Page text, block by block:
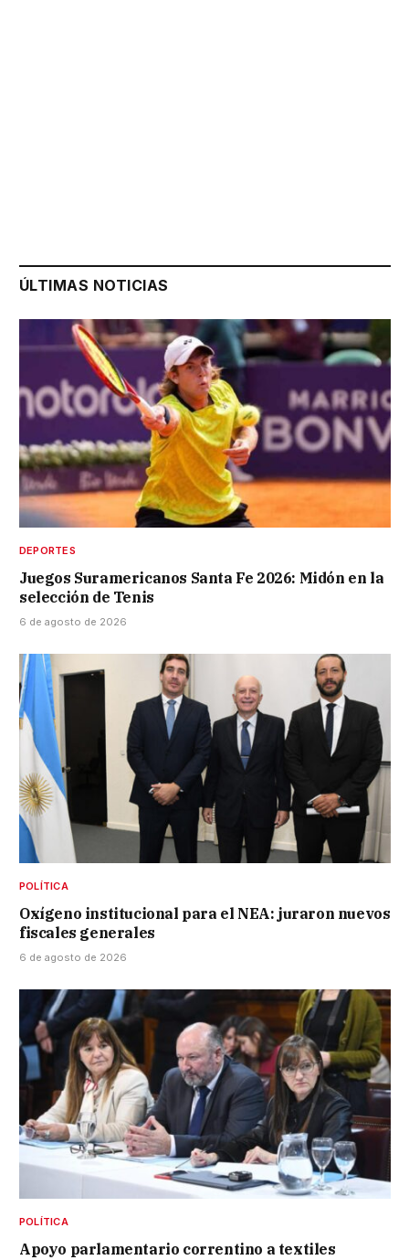
ÚLTIMAS NOTICIAS
DEPORTES
Juegos Suramericanos Santa Fe 2026: Midón en la
selección de Tenis
6 de agosto de 2026
POLÍTICA
Oxígeno institucional para el NEA: juraron nuevos
fiscales generales
6 de agosto de 2026
POLÍTICA
Apoyo parlamentario correntino a textiles